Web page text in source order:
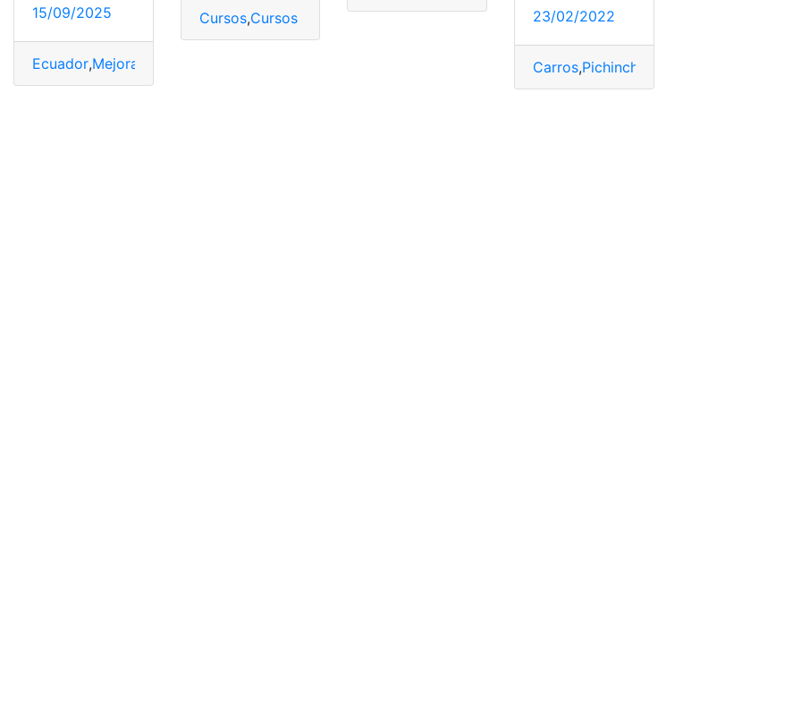
15/09/2025
Ecuador,Mejoramiento vial
Cursos,Cursos disponibles cursos virtuales,Guayas
23/02/2022
Carros,Pichincha